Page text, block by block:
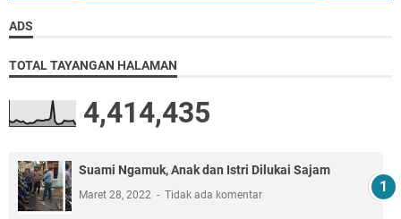
ADS
TOTAL TAYANGAN HALAMAN
4,414,435
Suami Ngamuk, Anak dan Istri Dilukai Sajam
Maret 28, 2022 Tidak ada komentar